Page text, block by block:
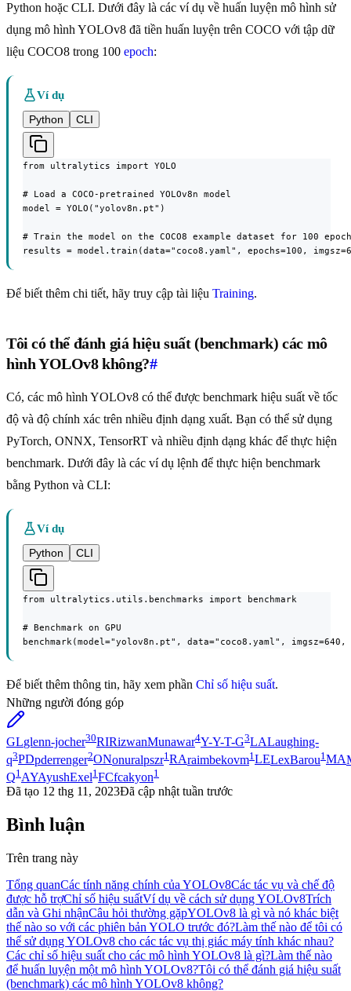
Python hoặc CLI. Dưới đây là các ví dụ về huấn luyện mô hình sử
dụng mô hình YOLOv8 đã tiền huấn luyện trên COCO với tập dữ
liệu COCO8 trong 100 epoch:
Ví dụ
Python
CLI
from ultralytics import YOLO
# Load a COCO-pretrained YOLOv8n model
model = YOLO("yolov8n.pt")
# Train the model on the COCO8 example dataset for 100
results = model.train(data="coco8.yaml", epochs=100,
Để biết thêm chi tiết, hãy truy cập tài liệu Training.
Tôi có thể đánh giá hiệu suất (benchmark) các mô
hình YOLOv8 không?#
Có, các mô hình YOLOv8 có thể được benchmark hiệu suất về tốc
độ và độ chính xác trên nhiều định dạng xuất. Bạn có thể sử dụng
PyTorch, ONNX, TensorRT và nhiều định dạng khác để thực hiện
benchmark. Dưới đây là các ví dụ lệnh để thực hiện benchmark
bằng Python và CLI:
Ví dụ
Python
CLI
from ultralytics.utils.benchmarks import benchmark
# Benchmark on GPU
benchmark(model="yolov8n.pt", data="coco8.yaml", imgsz=640,
Để biết thêm thông tin, hãy xem phần Chỉ số hiệu suất.
Những người đóng góp
GLglenn-jocher30RIRizwanMunawar4Y-Y-T-G3LALaughing-
q3PDpderrenger2ONonuralpszr1 RAraimbekovm1 LELexBarou1 MA
Q1 AYAyushExel1 FCfcakyon1
Đã tạo 12 thg 11, 2023Đã cập nhật tuần trước
Bình luận
Trên trang này
Tổng quanCác tính năng chính của YOLOv8Các tác vụ và chế độ
được hỗ trợChỉ số hiệu suấtVí dụ về cách sử dụng YOLOv8Trích
dẫn và Ghi nhậnCâu hỏi thường gặpYOLOv8 là gì và nó khác biệt
thế nào so với các phiên bản YOLO trước đó?Làm thế nào để tôi có
thể sử dụng YOLOv8 cho các tác vụ thị giác máy tính khác nhau?
Các chỉ số hiệu suất cho các mô hình YOLOv8 là gì?Làm thế nào
để huấn luyện một mô hình YOLOv8?Tôi có thể đánh giá hiệu suất
(benchmark) các mô hình YOLOv8 không?